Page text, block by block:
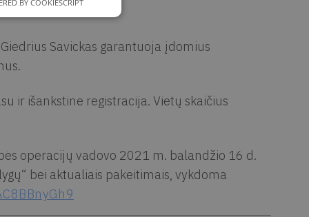
Savickas garantuoja įdomius
ir išankstine registracija. Vietų skaičius
operacijų vadovo 2021 m. balandžio 16 d.
bei aktualiais pakeitimais, vykdoma
BY COOKIESCRIPT